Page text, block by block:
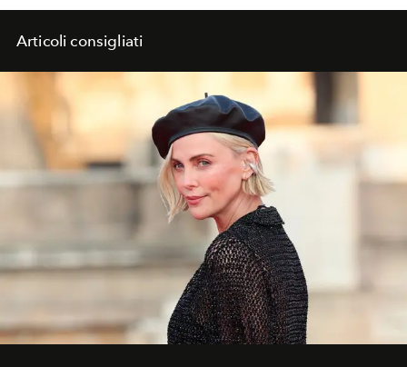
Articoli consigliati